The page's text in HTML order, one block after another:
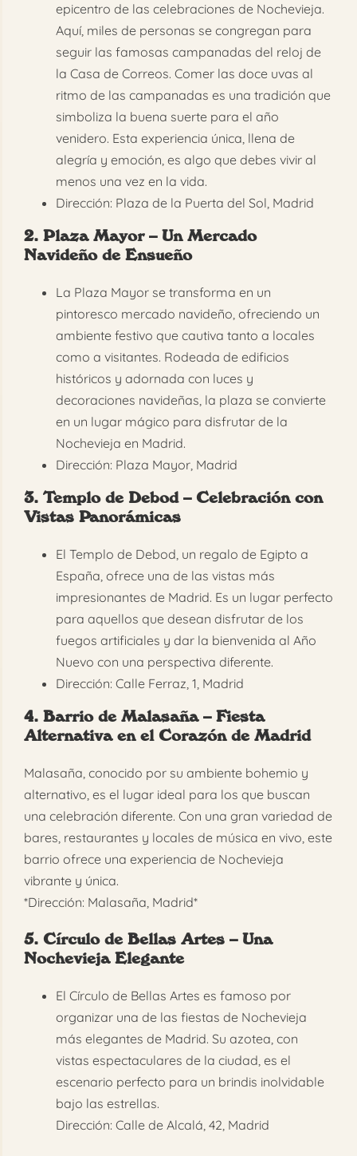
epicentro de las celebraciones de Nochevieja.
Aquí, miles de personas se congregan para
seguir las famosas campanadas del reloj de
la Casa de Correos. Comer las doce uvas al
ritmo de las campanadas es una tradición que
simboliza la buena suerte para el año
venidero. Esta experiencia única, llena de
alegría y emoción, es algo que debes vivir al
menos una vez en la vida.
Dirección: Plaza de la Puerta del Sol, Madrid
2. Plaza Mayor – Un Mercado
Navideño de Ensueño
La Plaza Mayor se transforma en un
pintoresco mercado navideño, ofreciendo un
ambiente festivo que cautiva tanto a locales
como a visitantes. Rodeada de edificios
históricos y adornada con luces y
decoraciones navideñas, la plaza se convierte
en un lugar mágico para disfrutar de la
Nochevieja en Madrid.
Dirección: Plaza Mayor, Madrid
3. Templo de Debod – Celebración con
Vistas Panorámicas
El Templo de Debod, un regalo de Egipto a
España, ofrece una de las vistas más
impresionantes de Madrid. Es un lugar perfecto
para aquellos que desean disfrutar de los
fuegos artificiales y dar la bienvenida al Año
Nuevo con una perspectiva diferente.
Dirección: Calle Ferraz, 1, Madrid
4. Barrio de Malasaña – Fiesta
Alternativa en el Corazón de Madrid
Malasaña, conocido por su ambiente bohemio y
alternativo, es el lugar ideal para los que buscan
una celebración diferente. Con una gran variedad de
bares, restaurantes y locales de música en vivo, este
barrio ofrece una experiencia de Nochevieja
vibrante y única.
*Dirección: Malasaña, Madrid*
5. Círculo de Bellas Artes – Una
Nochevieja Elegante
El Círculo de Bellas Artes es famoso por
organizar una de las fiestas de Nochevieja
más elegantes de Madrid. Su azotea, con
vistas espectaculares de la ciudad, es el
escenario perfecto para un brindis inolvidable
bajo las estrellas.
Dirección: Calle de Alcalá, 42, Madrid